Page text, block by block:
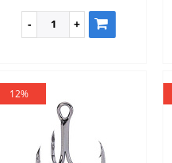
12%